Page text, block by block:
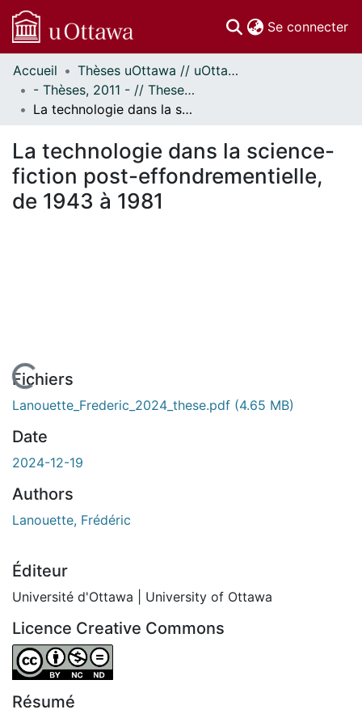
Se connecter
Communautés
et collections
Parcourir
À propos
Accueil
Thèses uOttawa // uOttawa Theses
- Thèses, 2011 - // Theses, 2011 -
La technologie dans la science-fiction post-effondrementielle, de 1943 à 1981
La technologie dans la science-
fiction post-effondrementielle,
de 1943 à 1981
En cours de chargement...
Fichiers
Lanouette_Frederic_2024_these.pdf (4.65 MB)
Date
2024-12-19
Authors
Lanouette, Frédéric
Éditeur
Université d'Ottawa | University of Ottawa
Licence Creative Commons
Attribution-NonCommercial-NoDerivatives 4.0
Résumé